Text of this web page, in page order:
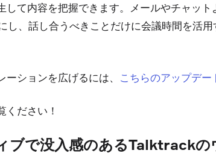
して内容を把握できます。メールやチャッ
し、話し合うべきことだけに会議時間を活
ションを広げるには、 こちらのアップデー
ください！
ブで没入感のあるTalktrackの